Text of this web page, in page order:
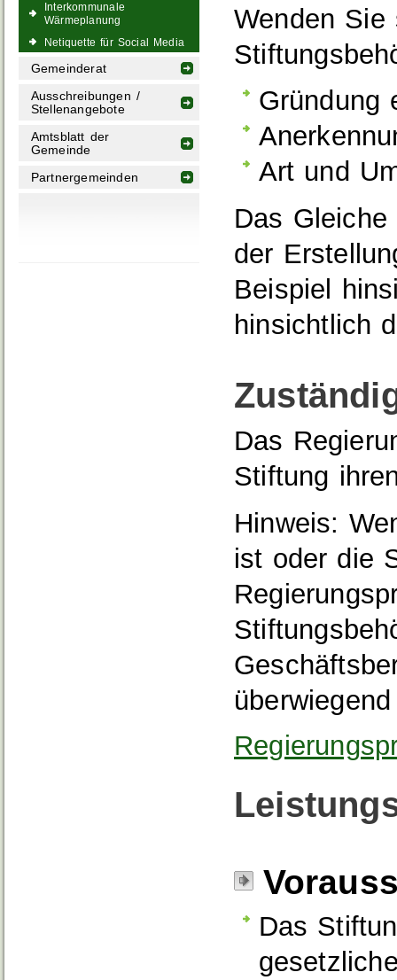
Interkommunale
Wärmeplanung
Netiquette für Social Media
Gemeinderat
Ausschreibungen /
Stellenangebote
Amtsblatt der
Gemeinde
Partnergemeinden
Wenden
Gründung
Art und
Das
der
Beispiel
hinsichtlich
Das
Stiftung
Hinweis:
ist oder die
Das